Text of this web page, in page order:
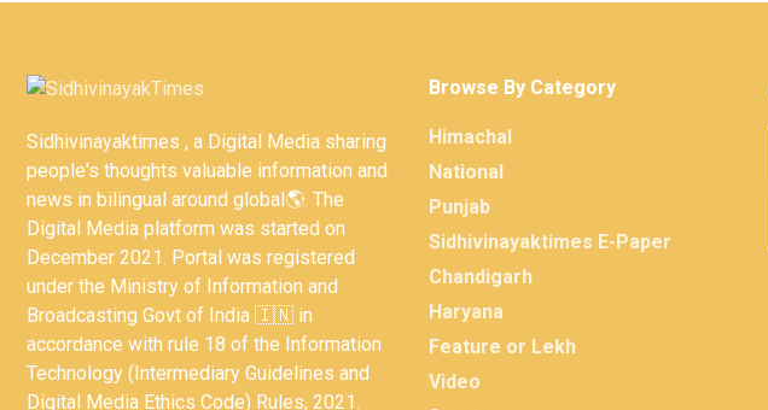
Sidhivinayaktimes , a Digital Media sharing
people's thoughts valuable information and
news in bilingual around global🌎. The
Digital Media platform was started on
December 2021. Portal was registered
under the Ministry of Information and
Broadcasting Govt of India 🇮🇳 in
accordance with rule 18 of the Information
Technology (Intermediary Guidelines and
Digital Media Ethics Code) Rules, 2021.
Browse By Category
Himachal
National
Punjab
Sidhivinayaktimes E-Paper
Chandigarh
Haryana
Feature or Lekh
Video